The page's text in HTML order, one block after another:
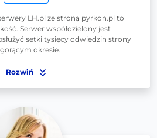
LH.pl ze stroną pyrkon.pl to
Serwer współdzielony jest
setki tysięcy odwiedzin strony
okresie.
Rozwiń